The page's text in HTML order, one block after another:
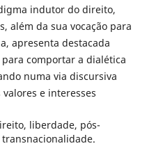
indutor do direito,
além da sua vocação para
apresenta destacada
comportar a dialética
numa via discursiva
e interesses
liberdade, pós-